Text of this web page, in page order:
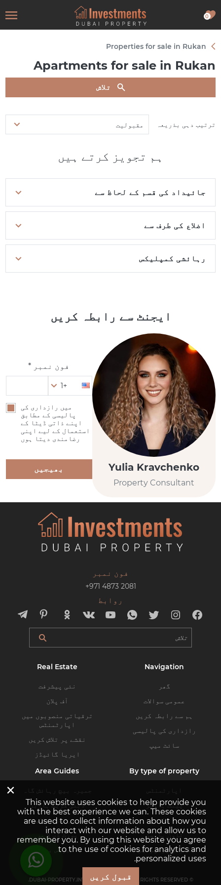
0
Properties for sale in Rukan
Apartments for sale in Rukan
تلاش
ترتیب دہی بذریعہ مقبولیت
ہم تجویز کرتے ہیں
جائیداد کی قسم کے لحاظ سے
اضلاع کی طرف سے
رہائشی کمپلیکس
ایجنٹ سے رابطہ کریں
Yulia Kravchenko
Property Consultant
فون نمبر *
+1
میں رازداری کی
پالیسی کے مطابق
اپنے ذاتی ڈیٹا کے
استعمال کے لیے اپنی
رضامندی دیتا ہوں
بھیجیں
فون نمبر
+971 4873 2081
روابط
Navigation
گھر
عمومی سوالات
ہم سے رابطہ کریں
رازداری کی پالیسی
سائٹ میپ
Real Estate
نئی پیشرفت
آف پلان
ترقیاتی منصوبوں میں
اپارٹمنٹس
نقشے پر تلاش کریں
ایریا گائیڈز
By type of property
اپارٹمنٹس
پینٹ ہاوسز
ولاز
ٹاون ہاوسز
کمرشل پراپرٹیز
Area Guides
جمیرہ بیچ رہائش گاہ
دبئی کریک ہاربر
دبئی ہلز اسٹیٹ
پورٹ ڈی لا مر
بزنس بے
© DUBAI-PROPERTY.INVESTMENTS 2026. ALL RIGHTS RESERVED.
×
This website uses cookies to help provide you
with the best experience we can. These cookies
are used to collect information about how you
interact with our website and allow us to
remember you. By using this website you agree
to the use of cookies for analytics and
personalized uses.
قبول کریں